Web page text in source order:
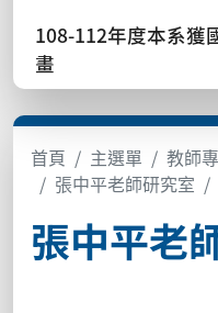
108-112年度本系獲
畫
首頁 主選單 教師
張中平老師研究室
張中平老